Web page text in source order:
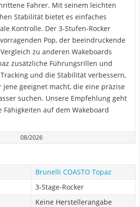
Fahrer. Mit seinem leichten
Stabilität bietet es einfaches
Kontrolle. Der 3-Stufen-Rocker
Pop, der beeindruckende
zu anderen Wakeboards
zusätzliche Führungsrillen und
und die Stabilität verbessern,
jene geeignet macht, die eine präzise
suchen. Unsere Empfehlung geht
auf dem Wakeboard
08/2026
Brunelli COASTO Topaz
3-Stage-Rocker
Keine Herstellerangabe